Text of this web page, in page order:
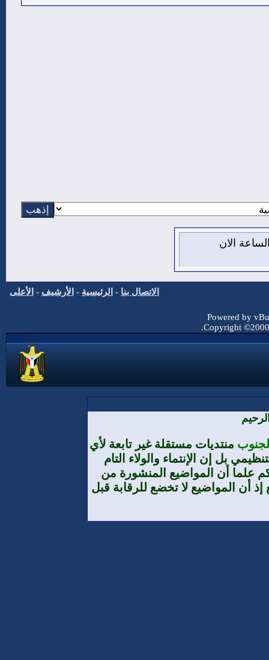
10 من اغسطس 2026 , الساعة الان
الاتصال بنا - الرئيسية - الأرشيف - الأعلى
Powered by
Copyright
منتديات مستقلة غير تابعة لأي
بل إن الإنتماء والولاء التام
علما أن المواضيع المنشورة من
أن المواضيع لا تخضع للرقابة قبل